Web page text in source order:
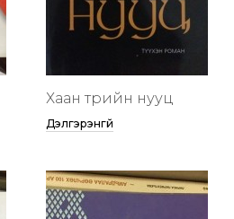
Хаан төрийн нууц
Дэлгэрэнгүй